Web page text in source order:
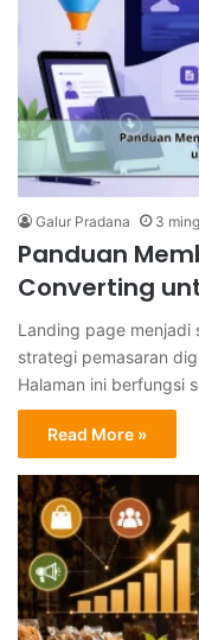
Galur Pradana 3
Panduan
Converting
Landing page menjadi
strategi pemasaran
Halaman ini berfungsi
Read More »